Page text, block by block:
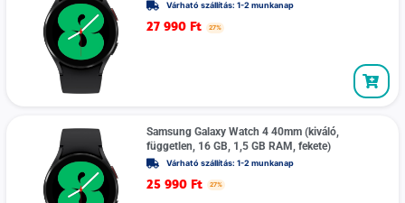
Várható szállítás: 1-2 munkanap
27 990 Ft 27%
Samsung Galaxy Watch 4 40mm (kiváló,
független, 16 GB, 1,5 GB RAM, fekete)
Várható szállítás: 1-2 munkanap
25 990 Ft 27%